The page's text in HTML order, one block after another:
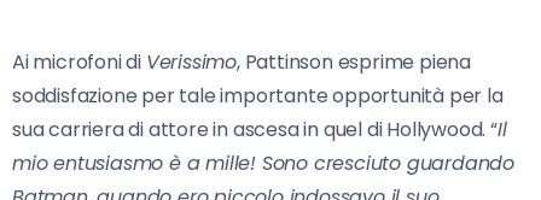
Ai microfoni di Verissimo, Pattinson esprime piena
soddisfazione per tale importante opportunità per la
sua carriera di attore in ascesa in quel di Hollywood. “Il
mio entusiasmo è a mille! Sono cresciuto guardando